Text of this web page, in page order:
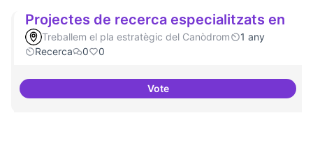
Projectes de recerca especialitzats en
Treballem el pla estratègic del Canòdrom
1 any
Recerca
0 0
VoteProjectes de recerca